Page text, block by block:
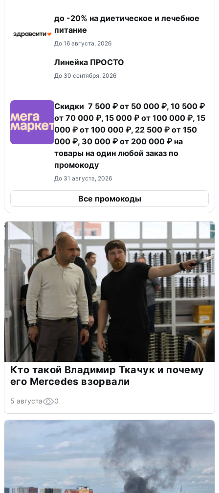
до -20% на диетическое и лечебное
питание
До 16 августа, 2026
Линейка ПРОСТО
До 30 сентября, 2026
Скидки 7 500 ₽ от 50 000 ₽, 10 500 ₽
от 70 000 ₽, 15 000 ₽ от 100 000 ₽, 15
000 ₽ от 100 000 ₽, 22 500 ₽ от 150
000 ₽, 30 000 ₽ от 200 000 ₽ на
товары на один любой заказ по
промокоду
До 31 августа, 2026
Все промокоды
Кто такой Владимир Ткачук и почему
его Mercedes взорвали
5 августа 0